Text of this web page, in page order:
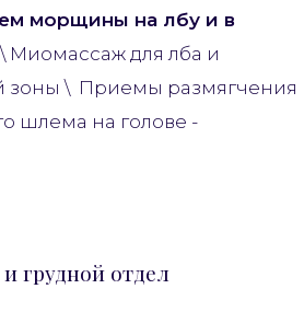
морщины на лбу и в
\ Миомассаж для лба и
зоны \ Приемы размягчения
шлема на голове -
грудной отдел